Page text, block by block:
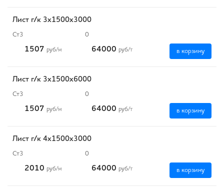
Лист г/к 3х1500х3000
Ст3 0
1507 руб/м 64000 руб/т в корзину
Лист г/к 3х1500х6000
Ст3 0
1507 руб/м 64000 руб/т в корзину
Лист г/к 4х1500х3000
Ст3 0
2010 руб/м 64000 руб/т в корзину